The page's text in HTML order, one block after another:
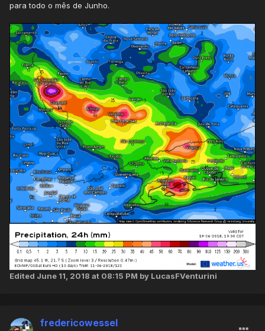
para todo o mês de Junho.
Edited June 11, 2018 at 08:15 PM by LucasFVenturini
fredericowessel